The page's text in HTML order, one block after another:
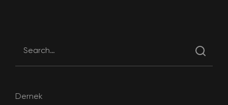
Dernek